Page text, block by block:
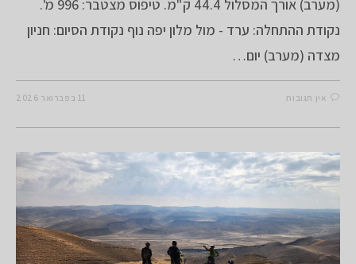
(מערב) אורך המסלול 44.4 ק"מ. טיפוס מצטבר: 996 מ'.
נקודת ההתחלה: ערד - מול מלון יפה נוף נקודת הסיום: חניון
מצדה (מערב) יום…
אין תגובות 11 בפברואר 2026